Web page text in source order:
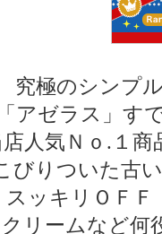
究極のシンプ
「アゼラス」す
店人気Ｎｏ.１
びりついた古
スッキリＯＦＦ
クリームなど何